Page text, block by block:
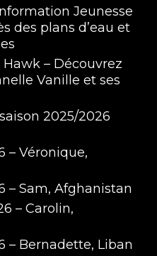
Jeunesse
des plans d’eau et
Hawk – Découvrez
Vanille et ses
2025/2026
– Véronique,
– Sam, Afghanistan
– Carolin,
– Bernadette, Liban